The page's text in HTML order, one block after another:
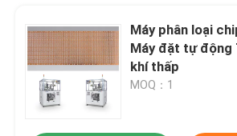
Máy phân loại
Máy đặt tự động
khí thấp
MOQ：1